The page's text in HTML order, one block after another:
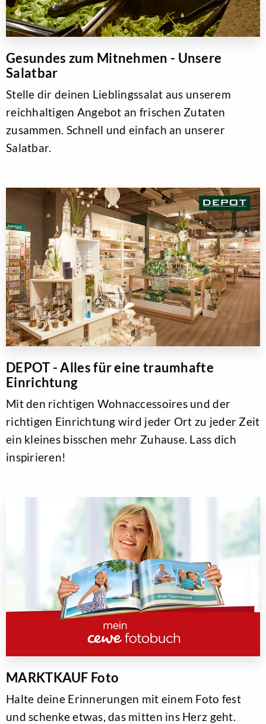
Gesundes zum Mitnehmen - Unsere
Salatbar
Stelle dir deinen Lieblingssalat aus unserem
reichhaltigen Angebot an frischen Zutaten
zusammen. Schnell und einfach an unserer
Salatbar.
DEPOT - Alles für eine traumhafte
Einrichtung
Mit den richtigen Wohnaccessoires und der
richtigen Einrichtung wird jeder Ort zu jeder Zeit
ein kleines bisschen mehr Zuhause. Lass dich
inspirieren!
MARKTKAUF Foto
Halte deine Erinnerungen mit einem Foto fest
und schenke etwas, das mitten ins Herz geht.